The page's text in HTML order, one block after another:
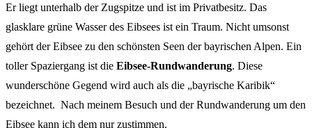
Er liegt unterhalb der Zugspitze und ist im Privatbesitz. Das
glasklare grüne Wasser des Eibsees ist ein Traum. Nicht umsonst
gehört der Eibsee zu den schönsten Seen der bayrischen Alpen. Ein
toller Spaziergang ist die Eibsee-Rundwanderung. Diese
wunderschöne Gegend wird auch als die „bayrische Karibik“
bezeichnet. Nach meinem Besuch und der Rundwanderung um den
Eibsee kann ich dem nur zustimmen.